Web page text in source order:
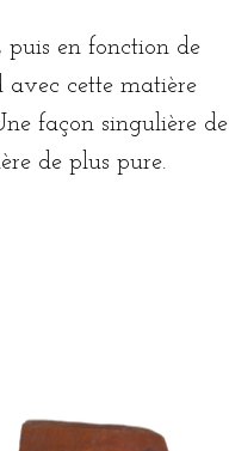
puis en fonction de
avec cette matière
façon singulière de
de plus pure.